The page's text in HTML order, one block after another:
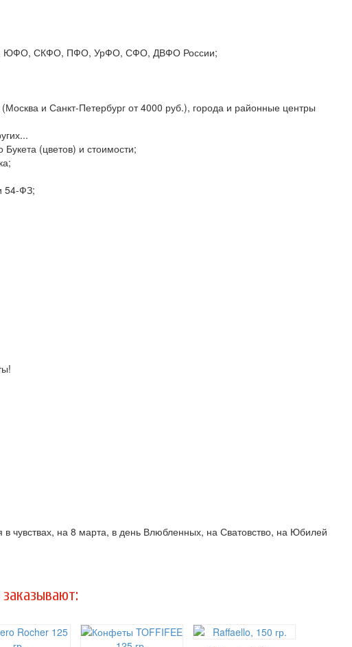
ЮФО, СКФО, ПФО, УрФО, СФО, ДВФО России;
и Санкт-Петербург от 4000 руб.), города и районные центры
(цветов) и стоимости;
54-ФЗ;
чувствах, на 8 марта, в день Влюбленных, на Сватовство, на Юбилей